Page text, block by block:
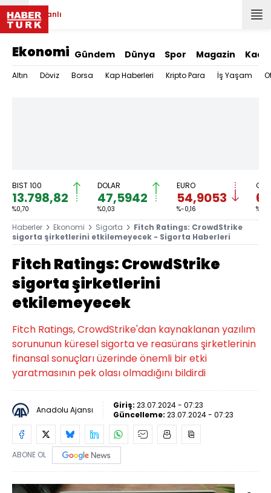
Canlı
Ekonomi Gündem Dünya Spor Magazin
Altın Döviz Borsa Kap Haberleri Kripto Para İş Yaşam
BIST 100
13.798,82
%0,70
DOLAR
47,5942
%0,03
EURO
54,9053
%-0,16 %-
Haberler Ekonomi Sigorta
Fitch Ratings: CrowdStrike
sigorta şirketlerini etkilemeyecek - Sigorta Haberleri
Fitch Ratings: CrowdStrike
sigorta şirketlerini
etkilemeyecek
Fitch Ratings, CrowdStrike'dan kaynaklanan yazılım
sorununun küresel sigorta ve reasürans şirketlerinin
finansal sonuçları üzerinde önemli bir etki
yaratmasının pek olası olmadığını bildirdi
Anadolu Ajansı Giriş: 23.07.2024 - 07:23
Güncelleme: 23.07.2024 - 07:23
ABONE OL